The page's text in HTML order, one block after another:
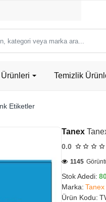
Ürünleri Temizlik
Etiketler
Tanex
0.0
Stok Adedi:
Marka: Tanex
Ürün Kodu:
1145